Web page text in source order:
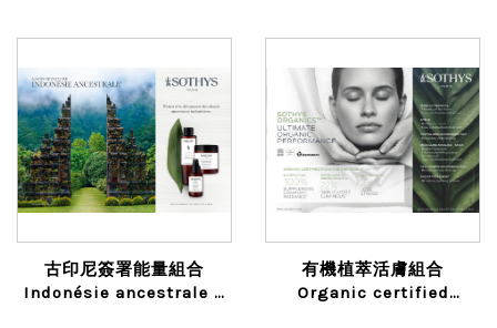
古印尼簽署能量組合
Indonésie ancestrale ™
有機植萃活膚組合
Organic certified